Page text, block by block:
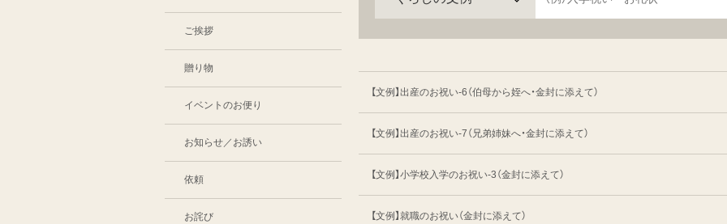
【文例】出産のお祝い-6（伯母から姪へ・金封に添えて）
【文例】出産のお祝い-7（兄弟姉妹へ・金封に添えて）
【文例】小学校入学のお祝い-3（金封に添えて）
【文例】就職のお祝い（金封に添えて）
ご挨拶
贈り物
イベントのお便り
お知らせ／お誘い
依頼
お詫び